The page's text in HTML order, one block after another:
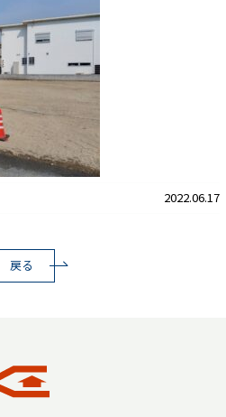
2022.06.17
戻る